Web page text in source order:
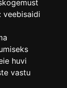
veebisaidi
huvi
vastu
забрать с